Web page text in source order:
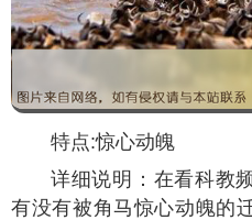
特点:惊心动魄
详细说明：在看科教
有没有被角马惊心动魄的